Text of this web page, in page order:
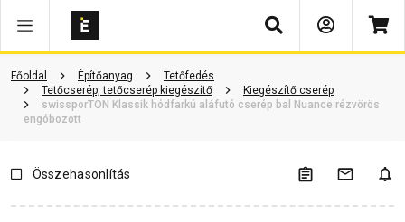
Keresés
Főoldal Építőanyag
Tetőfedés
Tetőcserép, tetőcserép kiegészítő
Kiegészítő cserép
swissporTON Klassik hódfarkú aláfutó cserép bal Nuance rézvörös
engóbozott
Termékinformáció Kérdések és válaszok
Összehasonlítás